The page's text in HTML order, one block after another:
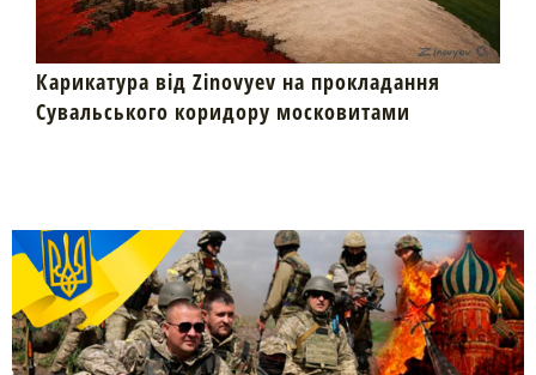
Карикатура від Zinovyev на прокладання
Сувальського коридору московитами